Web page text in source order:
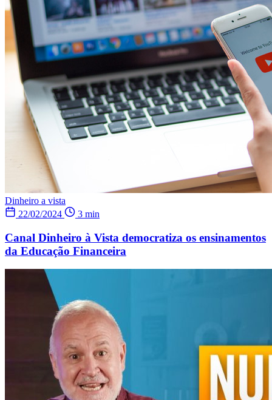
Dinheiro a vista
22/02/2024
3 min
Canal Dinheiro à Vista democratiza os ensinamentos
da Educação Financeira